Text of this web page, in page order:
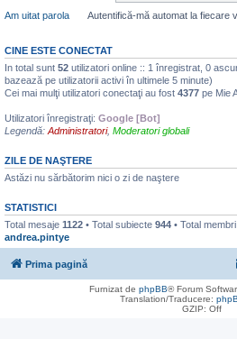
Am uitat parola
Autentifică-mă automat la fiecare
CINE ESTE CONECTAT
In total sunt 52 utilizatori online :: 1 înregistrat, 0
bazează pe utilizatorii activi în ultimele 5 minute)
Cei mai mulţi utilizatori conectaţi au fost 4377 pe Mie
Utilizatori înregistraţi: Google [Bot]
Legendă: Administratori, Moderatori globali
ZILE DE NAŞTERE
Astăzi nu sărbătorim nici o zi de naştere
STATISTICI
Total mesaje 1122 • Total subiecte 944 • Total membri
andrea.pintye
Prima pagină
Furnizat de phpBB® Forum
Translation/Traducere:
GZIP: Off